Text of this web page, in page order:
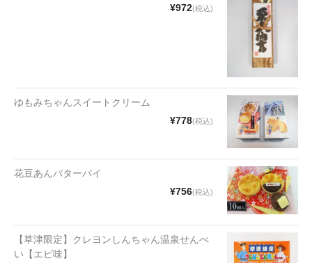
もろみ漬け
麺類
文具・雑貨
日用品・雑貨
¥972(税込)
ゆもみちゃんスイートクリーム
¥778(税込)
花豆あんバターパイ
¥756(税込)
【草津限定】クレヨンしんちゃん温泉せんべ
い【エビ味】